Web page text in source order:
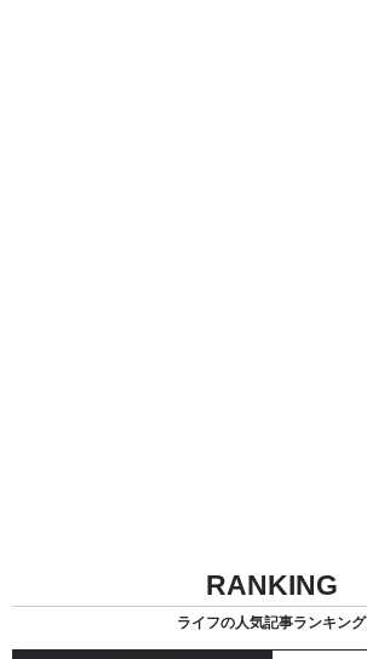
RANKING
ライフの人気記事ランキング